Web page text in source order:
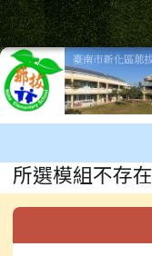
跳至主內容區
臺南市新化
導覽列
主內容區域
所選模組不存在
下中右區域
左邊區域內容
頁尾區域